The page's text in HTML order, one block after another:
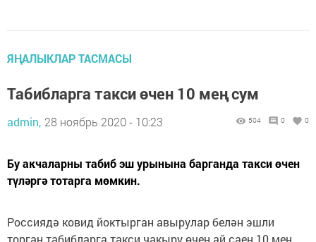
ЯҢАЛЫКЛАР ТАСМАСЫ
Табибларга такси өчен 10 мең сум
admin, 28 ноябрь 2020 - 10:23 504 0 0
Бу акчаларны табиб эш урынына барганда такси өчен
түләргә тотарга мөмкин.
Россиядә ковид йоктырган авырулар белән эшли
торган табибларга такси чакыру өчен ай саен 10 мең